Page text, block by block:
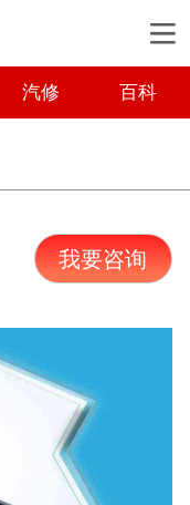
汽修 百科
我要咨询